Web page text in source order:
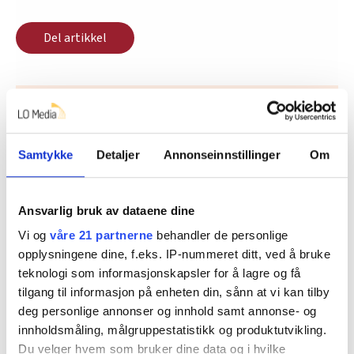
Samtykke Detaljer Annonseinnstillinger Om
Ansvarlig bruk av dataene dine
Vi og våre 21 partnerne behandler de personlige
opplysningene dine, f.eks. IP-nummeret ditt, ved å bruke
teknologi som informasjonskapsler for å lagre og få
tilgang til informasjon på enheten din, sånn at vi kan tilby
deg personlige annonser og innhold samt annonse- og
innholdsmåling, målgruppestatistikk og produktutvikling.
Du velger hvem som bruker dine data og i hvilke
Del artikkel
Nå:5stillingsannonser
Regionleder Region Indre Øst
Fellesforbundet
Moelv